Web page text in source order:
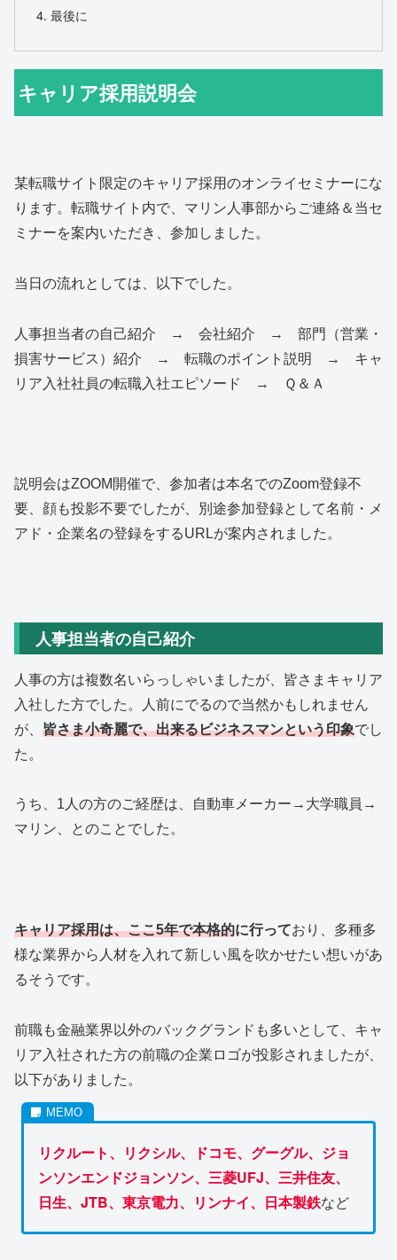
最後に
キャリア採用説明会
某転職サイト限定のキャリア採用のオンライセミナーにな
ります。転職サイト内で、マリン人事部からご連絡＆当セ
ミナーを案内いただき、参加しました。
当日の流れとしては、以下でした。
人事担当者の自己紹介 → 会社紹介 → 部門（営業・
損害サービス）紹介 → 転職のポイント説明 → キャ
リア入社社員の転職入社エピソード → Ｑ＆Ａ
説明会はZOOM開催で、参加者は本名でのZoom登録不
要、顔も投影不要でしたが、別途参加登録として名前・メ
アド・企業名の登録をするURLが案内されました。
人事担当者の自己紹介
人事の方は複数名いらっしゃいましたが、皆さまキャリア
入社した方でした。人前にでるので当然かもしれません
が、 皆さま小奇麗で、出来るビジネスマンという印象でし
た。
うち、1人の方のご経歴は、自動車メーカー→大学職員→
マリン、とのことでした。
キャリア採用は、ここ5年で本格的に行っており、多種多
様な業界から人材を入れて新しい風を吹かせたい想いがあ
るそうです。
前職も金融業界以外のバックグランドも多いとして、キャ
リア入社された方の前職の企業ロゴが投影されましたが、
以下がありました。
リクルート、リクシル、ドコモ、グーグル、ジョ
ンソンエンドジョンソン、三菱UFJ、三井住友、
日生、JTB、東京電力、リンナイ、日本製鉄など